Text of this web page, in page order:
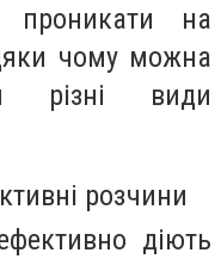
проникати на
чому можна
різні види
розчини
діють